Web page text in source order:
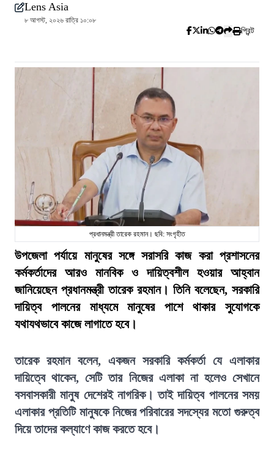
Lens Asia
৮ আগস্ট, ২০২৬ রাত্রি ১০:০৮
প্রিন্ট
প্রধানমন্ত্রী তারেক রহমান। ছবি: সংগৃহীত
উপজেলা পর্যায়ে মানুষের সঙ্গে সরাসরি কাজ করা প্রশাসনের
কর্মকর্তাদের আরও মানবিক ও দায়িত্বশীল হওয়ার আহ্বান
জানিয়েছেন প্রধানমন্ত্রী তারেক রহমান। তিনি বলেছেন, সরকারি
দায়িত্ব পালনের মাধ্যমে মানুষের পাশে থাকার সুযোগকে
যথাযথভাবে কাজে লাগাতে হবে।
তারেক রহমান বলেন, একজন সরকারি কর্মকর্তা যে এলাকার
দায়িত্বে থাকেন, সেটি তার নিজের এলাকা না হলেও সেখানে
বসবাসকারী মানুষ দেশেরই নাগরিক। তাই দায়িত্ব পালনের সময়
এলাকার প্রতিটি মানুষকে নিজের পরিবারের সদস্যের মতো গুরুত্ব
দিয়ে তাদের কল্যাণে কাজ করতে হবে।